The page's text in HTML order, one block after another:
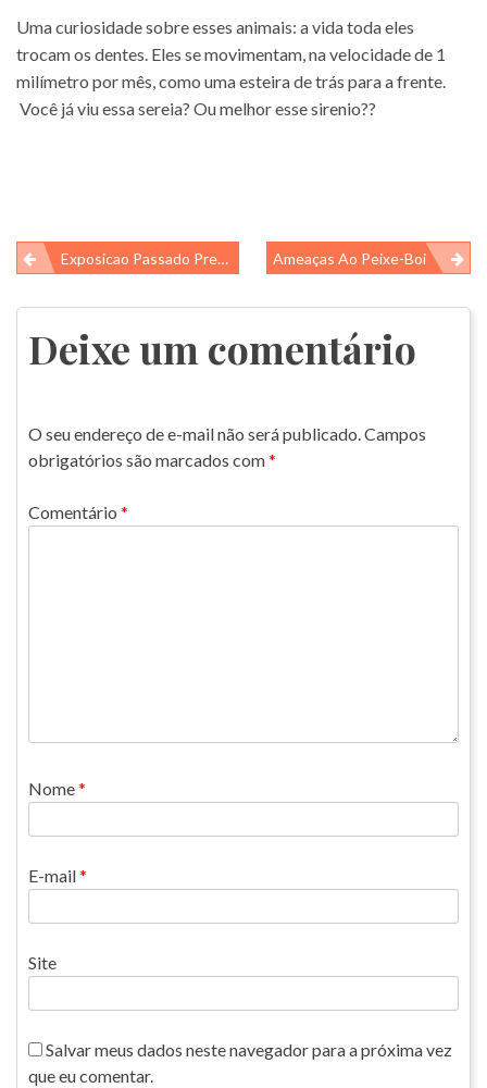
Uma curiosidade sobre esses animais: a vida toda eles
trocam os dentes. Eles se movimentam, na velocidade de 1
milímetro por mês, como uma esteira de trás para a frente.
Você já viu essa sereia? Ou melhor esse sirenio??
Navegação
de
Post
Exposicao Passado Presente Ameaças Ao Peixe-Boi
Deixe um comentário
O seu endereço de e-mail não será publicado.Campos
obrigatórios são marcados com*
Comentário *
Nome*
E-mail*
Site
Salvar meus dados neste navegador para a próxima vez
que eu comentar.